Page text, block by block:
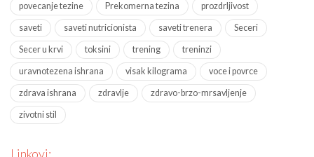
povecanje tezine Prekomerna tezina prozdrljivost
saveti saveti nutricionista saveti trenera Seceri
Secer u krvi toksini trening treninzi
uravnotezena ishrana visak kilograma voce i povrce
zdrava ishrana zdravlje zdravo-brzo-mrsavljenje
zivotni stil
Linkovi: